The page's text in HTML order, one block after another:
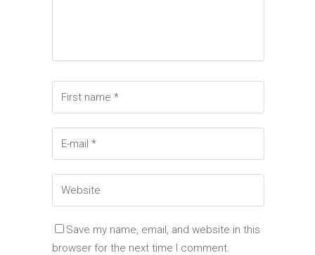
Save my name, email, and website in this
browser for the next time I comment.